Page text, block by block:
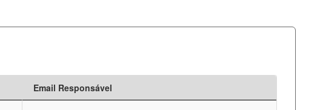
Email Responsável